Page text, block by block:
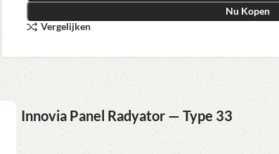
Nu Kopen
Vergelijken
Innovia Panel Radyator — Type 33